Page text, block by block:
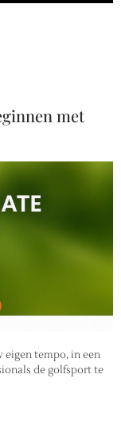
met
eigen tempo, in een
de golfsport te